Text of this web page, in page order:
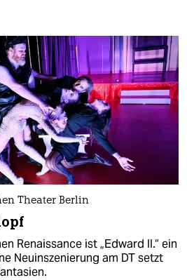
Theater Berlin
Renaissance ist „Edward II.“ ein
Neuinszenierung am DT setzt